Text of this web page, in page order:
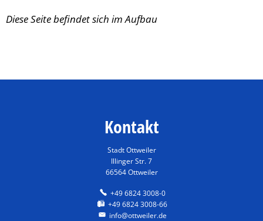
Flächennutzungsplan
Diese Seite befindet sich im Aufbau
Kontakt
Stadt Ottweiler
Illinger Str. 7
66564 Ottweiler
+49 6824 3008-0
+49 6824 3008-66
info@ottweiler.de